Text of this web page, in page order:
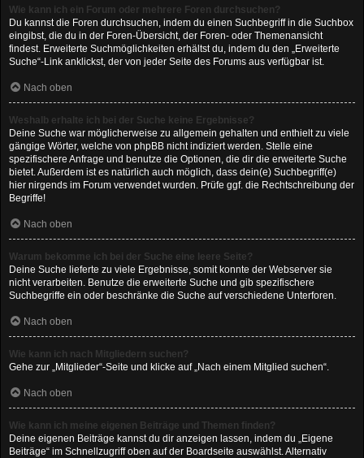
Wie kann ich ein Forum oder mehrere Foren durchsuchen?
Du kannst die Foren durchsuchen, indem du einen Suchbegriff in die Suchbox
eingibst, die du in der Foren-Übersicht, der Foren- oder Themenansicht
findest. Erweiterte Suchmöglichkeiten erhältst du, indem du den „Erweiterte
Suche“-Link anklickst, der von jeder Seite des Forums aus verfügbar ist.
Nach oben
Weshalb erhalte ich bei der Suche keine Ergebnisse?
Deine Suche war möglicherweise zu allgemein gehalten und enthielt zu viele
gängige Wörter, welche von phpBB nicht indiziert werden. Stelle eine
spezifischere Anfrage und benutze die Optionen, die dir die erweiterte Suche
bietet. Außerdem ist es natürlich auch möglich, dass dein(e) Suchbegriff(e)
hier nirgends im Forum verwendet wurden. Prüfe ggf. die Rechtschreibung der
Begriffe!
Nach oben
Warum bekomme ich bei der Suche eine leere Seite?
Deine Suche lieferte zu viele Ergebnisse, somit konnte der Webserver sie
nicht verarbeiten. Benutze die erweiterte Suche und gib spezifischere
Suchbegriffe ein oder beschränke die Suche auf verschiedene Unterforen.
Nach oben
Wie kann ich nach Mitgliedern suchen?
Gehe zur „Mitglieder“-Seite und klicke auf „Nach einem Mitglied suchen“.
Nach oben
Wie kann ich meine eigenen Beiträge und Themen finden?
Deine eigenen Beiträge kannst du dir anzeigen lassen, indem du „Eigene
Beiträge“ im Schnellzugriff oben auf der Boardseite auswählst. Alternativ